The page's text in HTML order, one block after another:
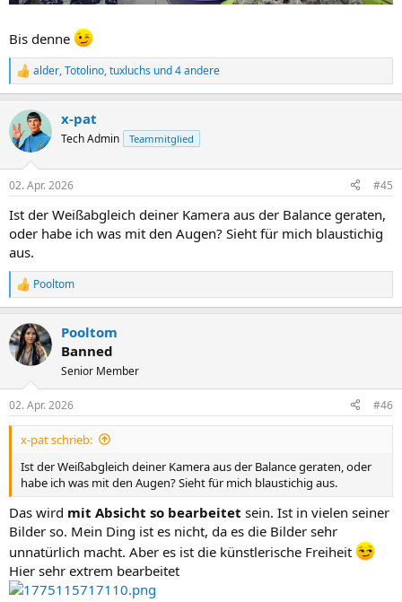
Bis denne
R
e
k
t
i
e
:
alder,Totolino,tuxluchs und 4 andere
x-pat
Tech Admin Teammitglied
02. Apr. 2026 #45
Ist der Weißabgleich deiner Kamera aus der Balance geraten,
oder habe ich was mit den Augen? Sieht für mich blaustichig
aus.
R
e
k
t
i
n
e
n
Pooltom
Pooltom
Banned
Senior Member
02. Apr. 2026 #46
x-pat schrieb:
Ist der Weißabgleich deiner Kamera aus der Balance geraten, oder
habe ich was mit den Augen? Sieht für mich blaustichig aus.
Das wird mit Absicht so bearbeitet sein. Ist in vielen seiner
Bilder so. Mein Ding ist es nicht, da es die Bilder sehr
unnatürlich macht. Aber es ist die künstlerische Freiheit
Hier sehr extrem bearbeitet